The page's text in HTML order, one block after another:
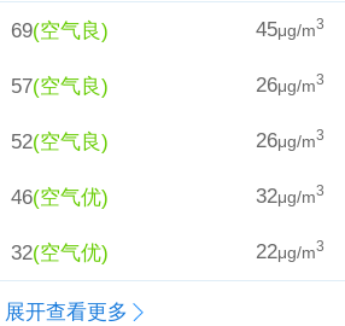
69(空气良) 45μg/m3
57(空气良) 26μg/m3
52(空气良) 26μg/m3
46(空气优) 32μg/m3
32(空气优) 22μg/m3
展开查看更多